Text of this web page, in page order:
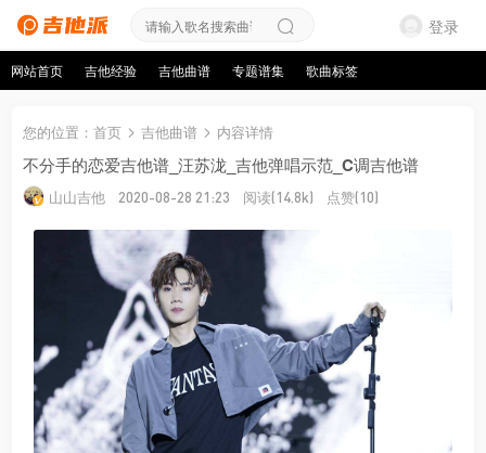
登录
网站首页 吉他经验 吉他曲谱 专题谱集 歌曲标签
您的位置 ：首页 吉他曲谱 内容详情
不分手的恋爱吉他谱_汪苏泷_吉他弹唱示范_C调吉他谱
山山吉他 2020-08-28 21:23 阅读(14.8k) 点赞(10)
来源：山山吉他